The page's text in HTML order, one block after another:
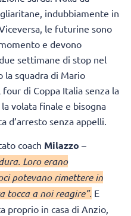
indubbiamente in
le futurine sono
e devono
settimane di stop nel
la squadra di Mario
di Coppa Italia senza la
volata finale e bisogna
d’arresto senza appelli.
coach Milazzo –
Loro erano
potevano rimettere in
tocca a noi reagire”. E
proprio in casa di Anzio,